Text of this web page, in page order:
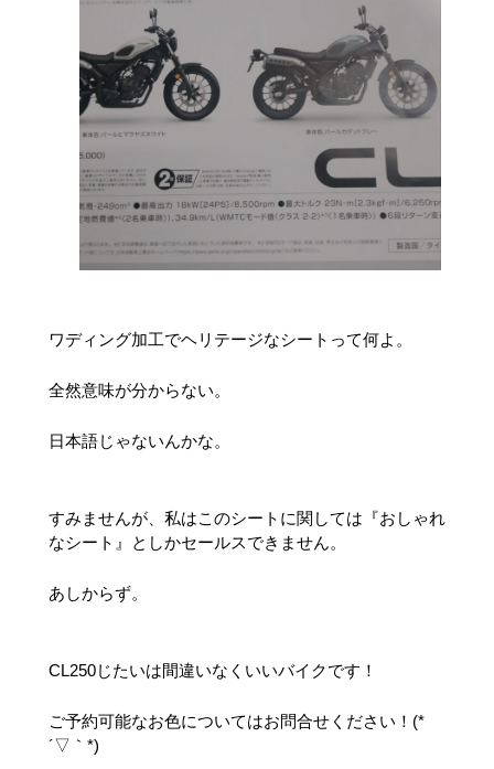
ワディング加工でヘリテージなシートって何よ。
全然意味が分からない。
日本語じゃないんかな。
すみませんが、私はこのシートに関しては『おしゃれ
なシート』としかセールスできません。
あしからず。
CL250じたいは間違いなくいいバイクです！
ご予約可能なお色についてはお問合せください！(*
´▽｀*)